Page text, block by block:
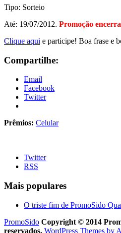
Tipo: Sorteio
Até: 19/07/2012. Promoção
Clique aqui e participe! Boa frase e
Compartilhe:
Email
Facebook
Twitter
Prêmios: Celular
Twitter
RSS
Mais populares
O triste fim de PromoSido
PromoSido Copyright © 2014
reservados. WordPress Themes by